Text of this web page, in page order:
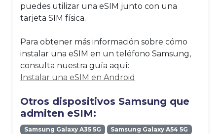
puedes utilizar una eSIM junto con una
tarjeta SIM física.
Para obtener más información sobre cómo
instalar una eSIM en un teléfono Samsung,
consulta nuestra guía aquí:
Instalar una eSIM en Android
Otros dispositivos Samsung que
admiten eSIM:
Samsung Galaxy A35 5G
Samsung Galaxy A54 5G